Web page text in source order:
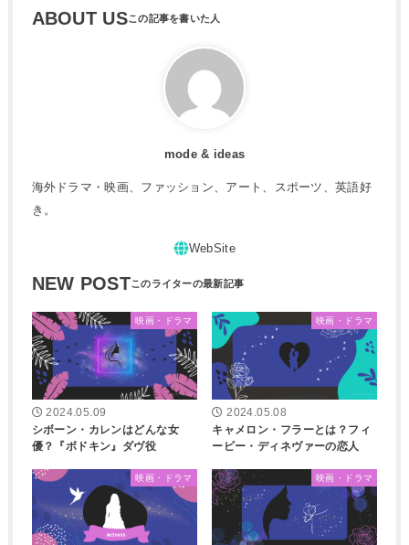
ABOUT US
mode & ideas
海外ドラマ・映画、ファッション、アート、スポーツ、英語好
き。
NEW POST
映画・ドラマ
2024.05.09
シボーン・カレンはどんな女
優？『ボドキン』ダヴ役
映画・ドラマ
2024.05.08
キャメロン・フラーとは？フィ
ービー・ディネヴァーの恋人
映画・ドラマ 映画・ドラマ